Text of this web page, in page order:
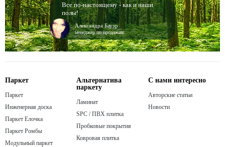
Все по-настоящему - как и наши
полы!
Александра Бауэр
менеджер по продажам
Паркет
Паркет
Инженерная доска
Паркет Елочка
Паркет Ромбы
Модульный паркет
Альтернатива
паркету
Ламинат
SPC / ПВХ плитка
Пробковые покрытия
Ковровая плитка
С нами интересно
Авторские статьи
Новости